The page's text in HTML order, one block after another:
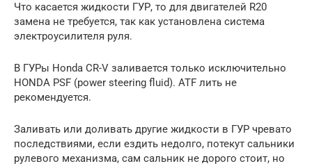
Что касается жидкости ГУР, то для двигателей R20
замена не требуется, так как установлена система
электроусилителя руля.
В ГУРы Honda CR-V заливается только исключительно
HONDA PSF (power steering fluid). ATF лить не
рекомендуется.
Заливать или доливать другие жидкости в ГУР чревато
последствиями, если ездить недолго, потекут сальники
рулевого механизма, сам сальник не дорого стоит, но